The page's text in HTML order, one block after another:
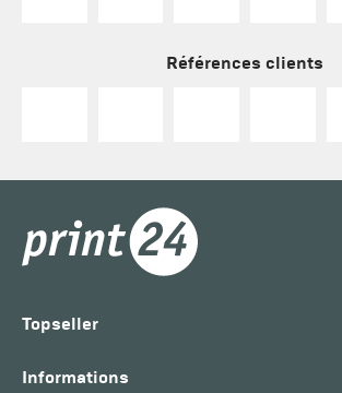
Références clients
Topseller
Informations